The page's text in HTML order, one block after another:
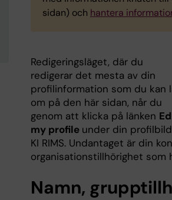
sidan) och hantera
Redigeringsläget, där du
redigerar det mesta av din
profilinformation som du kan
om på den här sidan, når du
genom att klicka på länken
my profile under din
KI RIMS. Undantaget är din
organisationstillhörighet som
Namn,